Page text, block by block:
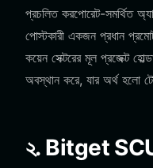
প্রচলিত করপোরেট-সমর্থিত
পোস্টকারী একজন প্রধান
কয়েন সেক্টরের মূল প্রজেক্ট
অবস্থান করে, যার অর্থ হলো
২. Bitget SCU